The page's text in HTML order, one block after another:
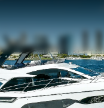
LIFESTYLE
INNOVATION